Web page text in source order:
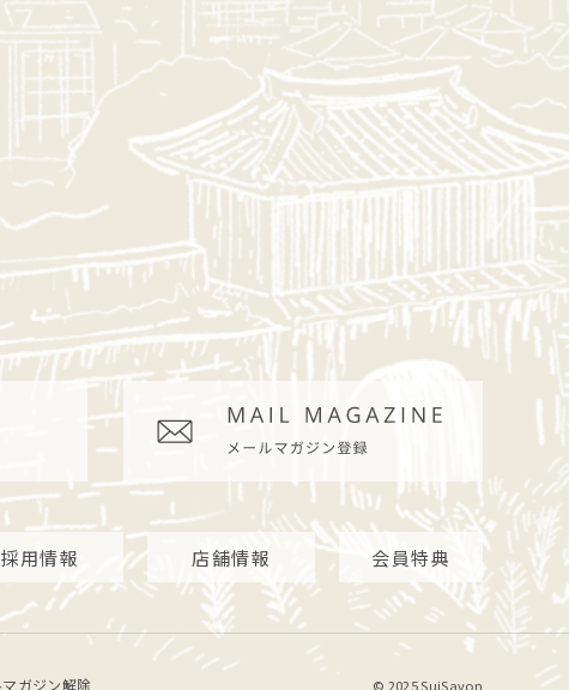
採用情報 店舗情報 会員特典
マガジン解除 © 2025 SuiSavon